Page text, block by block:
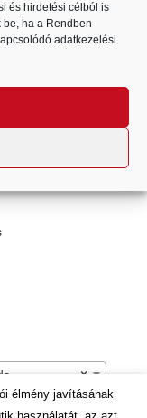
és hirdetési célból is
be, ha a Rendben
adatkezelési
×
élmény javításának